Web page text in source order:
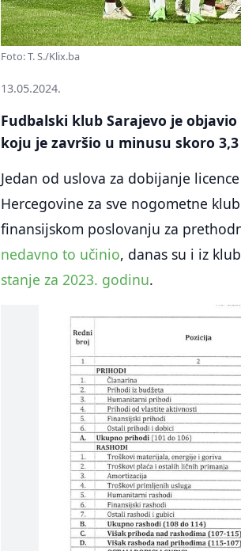
Foto: T. S./Klix.ba
13.05.2024.
Fudbalski klub Sarajevo je
koju je završio u minusu skoro
Jedan od uslova za dobijanje
Hercegovine za sve nogometne
finansijskom poslovanju za
nedavno to učinio, danas su i iz
stanje za 2023. godinu.